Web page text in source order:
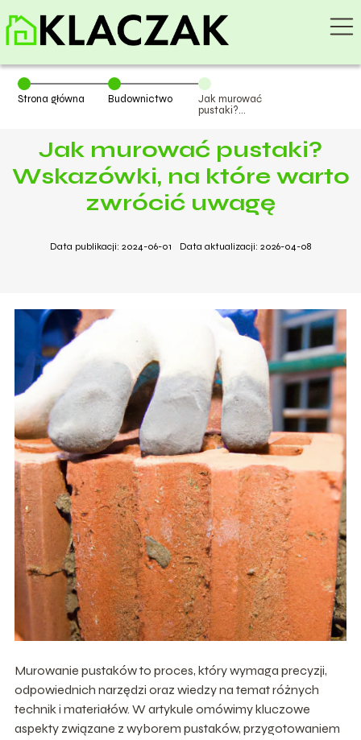
Strona główna Budownictwo
Jak murować
pustaki?
zwrócić uwagę
Jak murować pustaki?
Wskazówki, na które warto
zwrócić uwagę
Data publikacji: 2024-06-01 Data aktualizacji: 2026-04-08
Murowanie pustaków to proces, który wymaga precyzji,
odpowiednich narzędzi oraz wiedzy na temat różnych
technik i materiałów. W artykule omówimy kluczowe
aspekty związane z wyborem pustaków, przygotowaniem